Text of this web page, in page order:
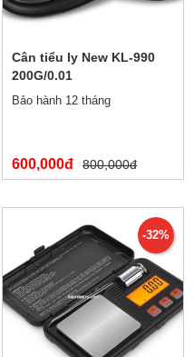
Cân tiểu ly New KL-990
200G/0.01
Bảo hành 12 tháng
600,000đ 800,000đ
-32%